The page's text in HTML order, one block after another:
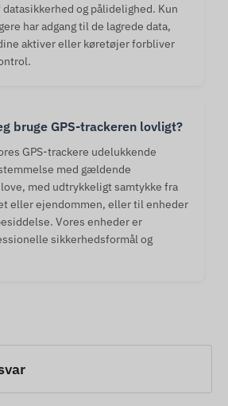
og pålidelighed. Kun
har adgang til de lagrede data,
aktiver eller køretøjer forbliver
bruge GPS-trackeren lovligt?
GPS-trackere udelukkende
med gældende
med udtrykkeligt samtykke fra
eller ejendommen, eller til enheder
Vores enheder er
sikkerhedsformål og